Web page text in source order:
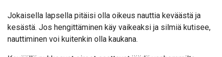
Jokaisella lapsella pitäisi olla oikeus nauttia keväästä ja
kesästä. Jos hengittäminen käy vaikeaksi ja silmiä kutisee,
nauttiminen voi kuitenkin olla kaukana.